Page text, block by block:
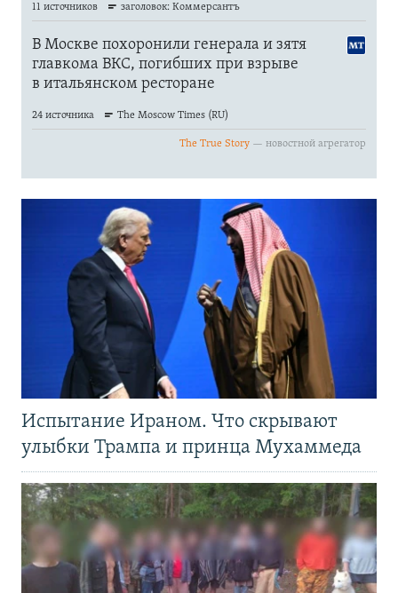
Испытание Ираном. Что скрывают
улыбки Трампа и принца Мухаммеда